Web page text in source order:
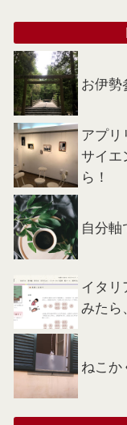
お伊勢
アプリ
サイエ
ら！
自分
イタリ
みたら
ねこか